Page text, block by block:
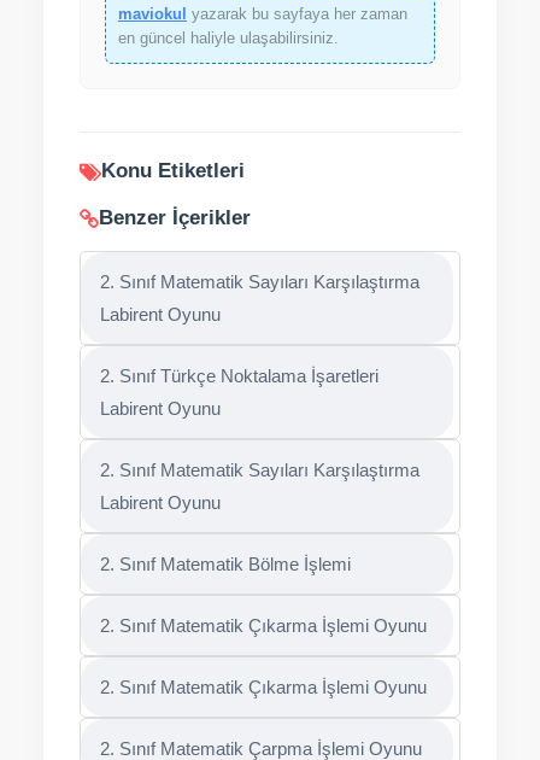
maviokul yazarak bu sayfaya her zaman
en güncel haliyle ulaşabilirsiniz.
Konu Etiketleri
Benzer İçerikler
2. Sınıf Matematik Sayıları Karşılaştırma
Labirent Oyunu
2. Sınıf Türkçe Noktalama İşaretleri
Labirent Oyunu
2. Sınıf Matematik Sayıları Karşılaştırma
Labirent Oyunu
2. Sınıf Matematik Bölme İşlemi
2. Sınıf Matematik Çıkarma İşlemi Oyunu
2. Sınıf Matematik Çıkarma İşlemi Oyunu
2. Sınıf Matematik Çarpma İşlemi Oyunu